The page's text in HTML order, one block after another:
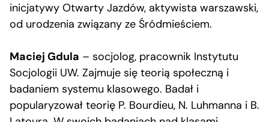
inicjatywy Otwarty Jazdów, aktywista warszawski,
od urodzenia związany ze Śródmieściem.
Maciej Gdula – socjolog, pracownik Instytutu
Socjologii UW. Zajmuje się teorią społeczną i
badaniem systemu klasowego. Badał i
popularyzował teorię P. Bourdieu, N. Luhmanna i B.